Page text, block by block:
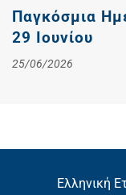
Παγκόσμια
29 Ιουνίου
25/06/2026
Ελληνική